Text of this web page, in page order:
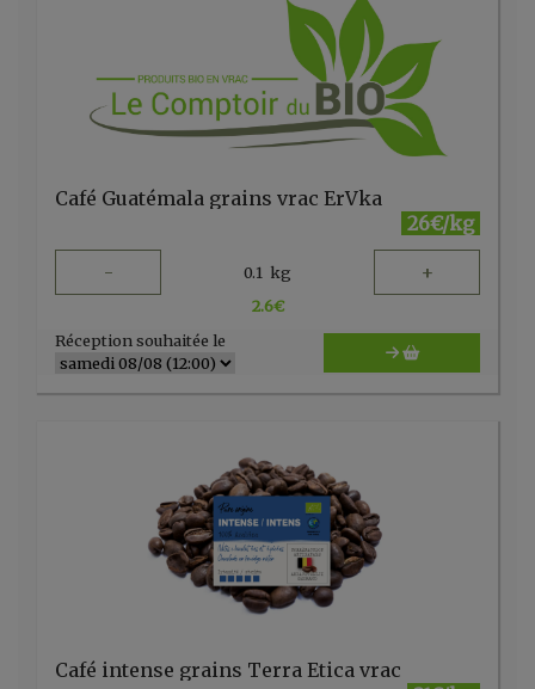
Café Guatémala grains vrac ErVka
26€/kg
- 0.1 kg +
2.6€
Réception souhaitée le
Café intense grains Terra Etica vrac